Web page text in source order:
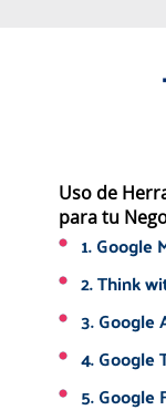
Uso de
para tu
1. Google
2. Think
3. Google
4. Google
5. Google